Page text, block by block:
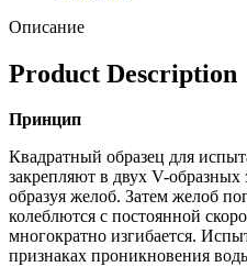
Описание
Product Description
Принцип
Квадратный образец для
закрепляют в двух V-
образуя желоб. Затем желоб
колеблются с постоянной
многократно изгибается.
признаках проникновения